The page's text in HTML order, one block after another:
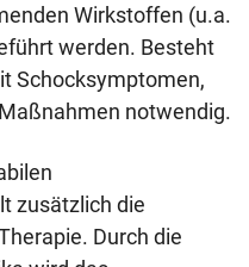
Wirkstoffen (u.a.
werden. Besteht
Schocksymptomen,
notwendig.
zusätzlich die
Durch die